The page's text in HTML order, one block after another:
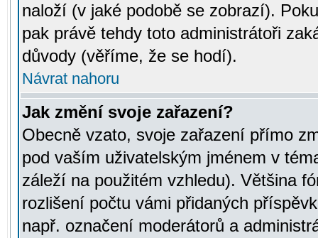
naloží (v jaké podobě se zobrazí).
pak právě tehdy toto administrátoři
důvody (věříme, že se hodí).
Návrat nahoru
Jak změní svoje zařazení?
Obecně vzato, svoje zařazení přímo
pod vaším uživatelským jménem v
záleží na použitém vzhledu). Většina
rozlišení počtu vámi přidaných
např. označení moderátorů a